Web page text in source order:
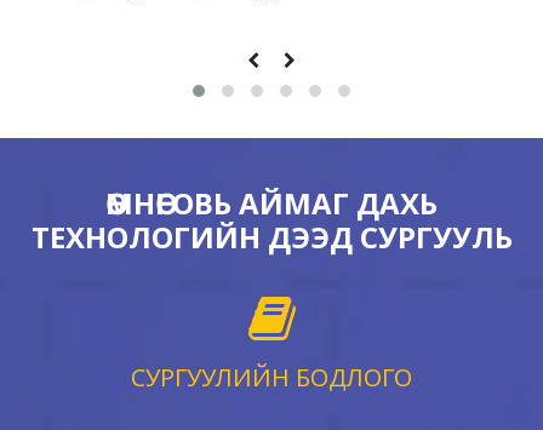
ӨМНӨГОВЬ АЙМАГ ДАХЬ
ТЕХНОЛОГИЙН ДЭЭД СУРГУУЛЬ
СУРГУУЛИЙН БОДЛОГО